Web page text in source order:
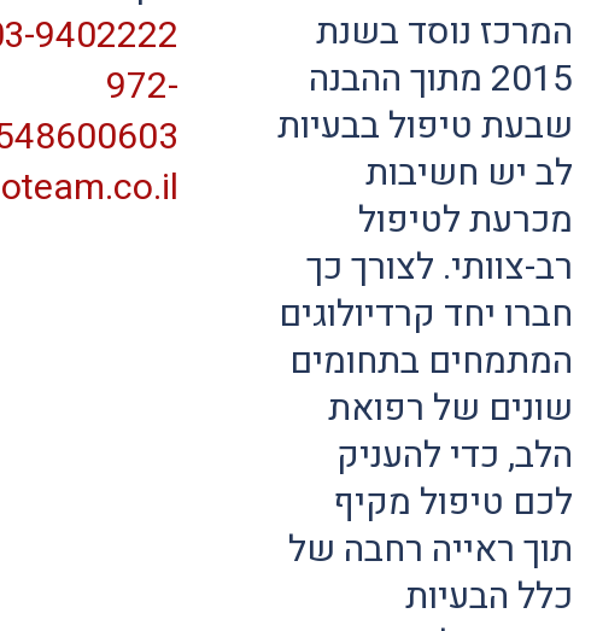
המרכז נוסד בשנת
2015 מתוך ההבנה
שבעת טיפול בבעיות
לב יש חשיבות
מכרעת לטיפול
רב-צוותי. לצורך כך
חברו יחד קרדיולוגים
המתמחים בתחומים
שונים של רפואת
הלב, כדי להעניק
לכם טיפול מקיף
תוך ראייה רחבה של
כלל הבעיות
9402222
972-